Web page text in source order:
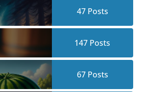
47Posts
147 Posts
67Posts